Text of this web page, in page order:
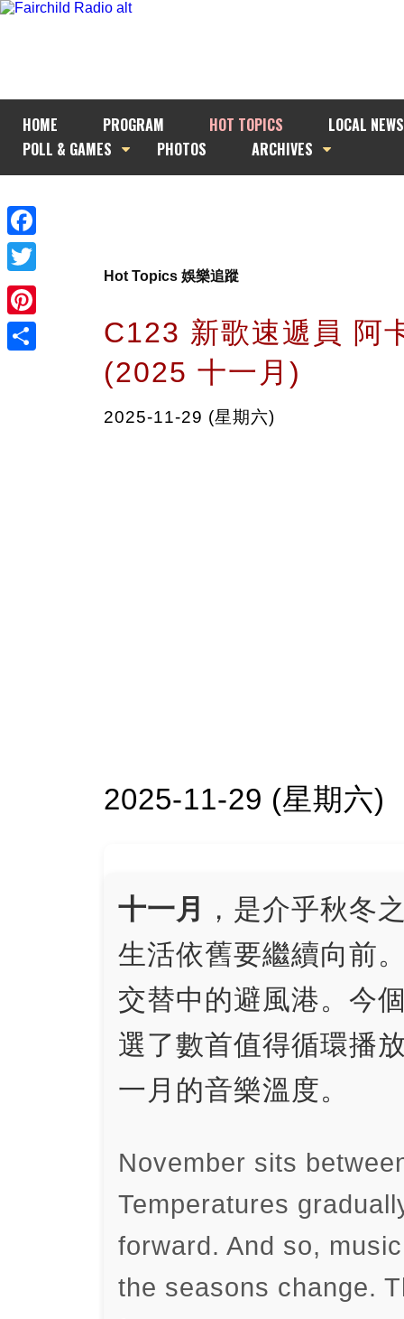
HOME PROGRAM HOT TOPICS
LOCAL NEWS
POLL & GAMES
PHOTOS ARCHIVES
Facebook
Twitter
Pinterest
Hot Topics 娛樂追蹤
C123 新歌速遞員 阿
(2025 十一月)
2025-11-29 (星期六)
2025-11-29 (星期六)
十一月
，是介乎秋冬
生活依舊要繼續向前
交替中的避風港。今
選了數首值得循環播
一月的音樂溫度。
November sits
Temperatures
forward. And so,
the seasons change.